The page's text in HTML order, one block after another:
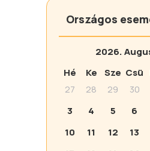
Országos
2026.
Hé
Ke Sze Csü
27
28 29 30
3
4 5 6
10
11 12 13